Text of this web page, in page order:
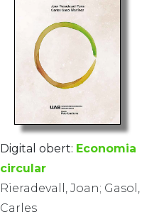
Digital obert: Economia
circular
Rieradevall, Joan; Gasol,
Carles